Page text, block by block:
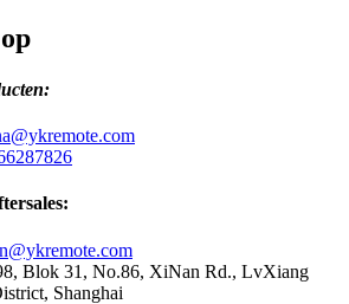
Blok 31, No.86, XiNan Rd., LvXiang
Shanghai